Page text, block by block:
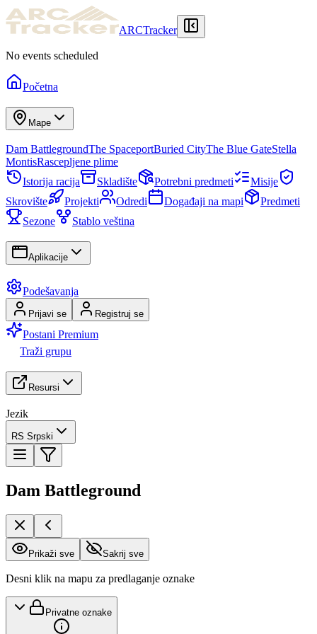
ARCTracker
No events scheduled
Početna
Mape
Dam BattlegroundThe SpaceportBuried CityThe Blue GateStella
MontisRascepljene plime
Istorija racija
Skladište Potrebni predmeti
Misije
Skrovište
Projekti Odredi Događaji na mapi
Predmeti
Sezone
Stablo veština
Aplikacije
Podešavanja
Prijavi se Registruj se
Postani Premium
Traži grupu
Resursi
Jezik
RS Srpski
Dam Battleground
Prikaži sve Sakrij sve
Desni klik na mapu za predlaganje oznake
Privatne oznake